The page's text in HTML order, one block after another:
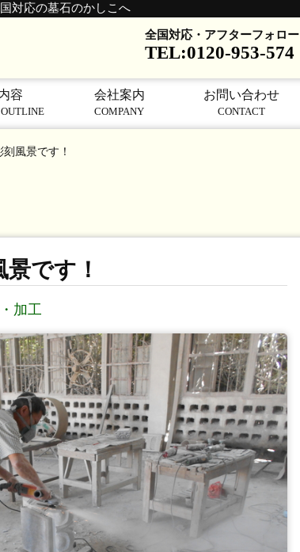
対応の墓石のかしこへ
全国対応・アフターフォロー
TEL:0120-953-574
容 会社案内
COMPANY
お問い合わせ
CONTACT
風景です！
です！
加工